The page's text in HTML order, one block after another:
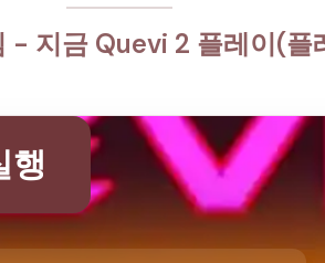
- 지금 Quevi 2 플레이(플
행